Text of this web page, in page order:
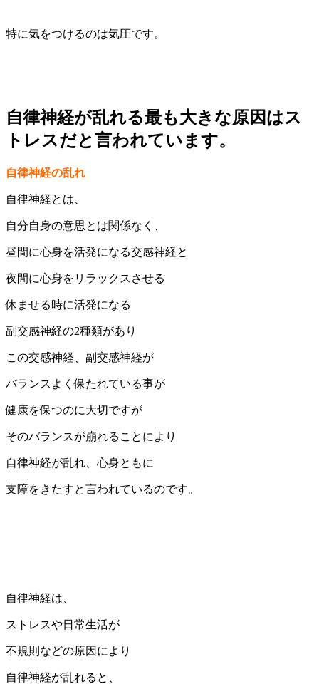
特に気をつけるのは気圧です。
自律神経が乱れる最も大きな原因はス
トレスだと言われています。
自律神経の乱れ
自律神経とは、
自分自身の意思とは関係なく、
昼間に心身を活発になる交感神経と
夜間に心身をリラックスさせる
休ませる時に活発になる
副交感神経の2種類があり
この交感神経、副交感神経が
バランスよく保たれている事が
健康を保つのに大切ですが
そのバランスが崩れることにより
自律神経が乱れ、心身ともに
支障をきたすと言われているのです。
自律神経は、
ストレスや日常生活が
不規則などの原因により
自律神経が乱れると、